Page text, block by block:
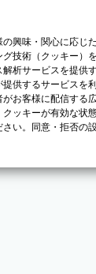
興味・関心に応
技術（クッキー
析サービスを提
供するサービス
お客様に配信す
ッキーが有効な
い。同意・拒否の